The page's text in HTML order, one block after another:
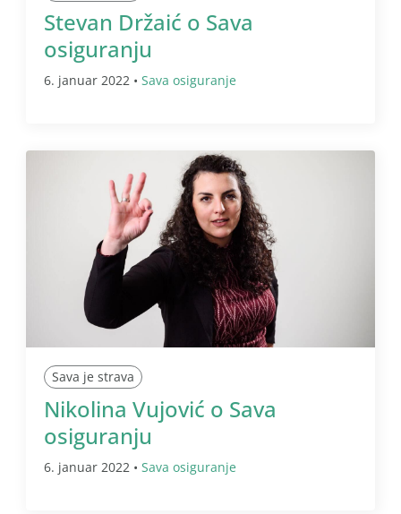
Stevan Držaić o Sava
osiguranju
6. januar 2022 • Sava osiguranje
Sava je strava
Nikolina Vujović o Sava
osiguranju
6. januar 2022 • Sava osiguranje